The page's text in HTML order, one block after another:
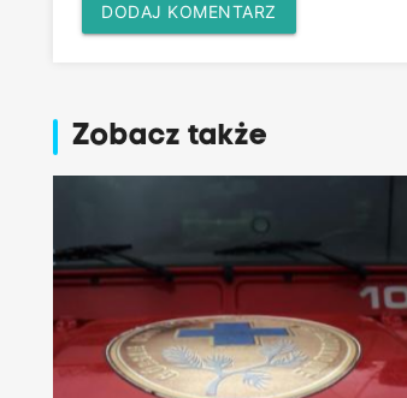
DODAJ KOMENTARZ
Zobacz także